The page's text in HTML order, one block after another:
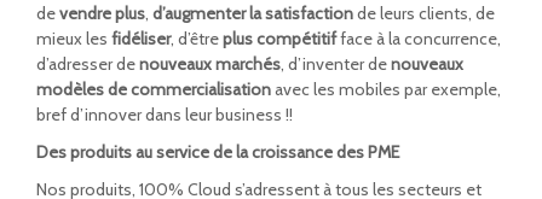
devendre plus, d’augmenter la satisfactionde leurs clients, de
mieux les fidéliser, d’êtreplus compétitifface à la concurrence,
d’adresser denouveaux marchés, d’inventer denouveaux
modèles de commercialisationavec les mobiles par exemple,
bref d’innover dans leur business !!
Des produits au service de la croissance des PME
Nos produits, 100% Cloud s’adressent à tous les secteurs et